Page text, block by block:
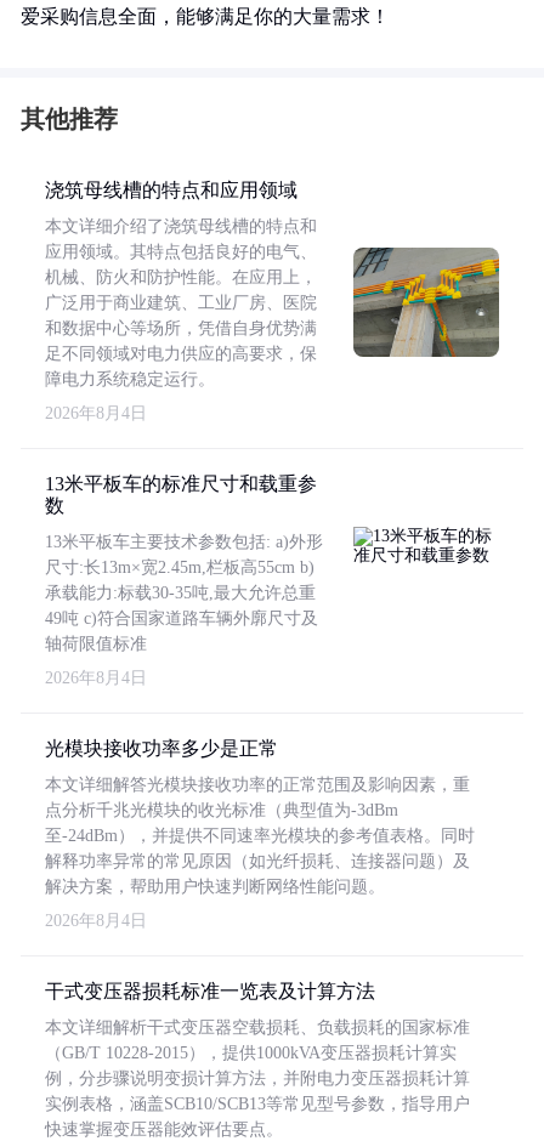
爱采购信息全面，能够满足你的大量需求！
其他推荐
浇筑母线槽的特点和应用领域
本文详细介绍了浇筑母线槽的特点和
应用领域。其特点包括良好的电气、
机械、防火和防护性能。在应用上，
广泛用于商业建筑、工业厂房、医院
和数据中心等场所，凭借自身优势满
足不同领域对电力供应的高要求，保
障电力系统稳定运行。
2026年8月4日
13米平板车的标准尺寸和载重参
数
13米平板车主要技术参数包括: a)外形
尺寸:长13m×宽2.45m,栏板高55cm b)
承载能力:标载30-35吨,最大允许总重
49吨 c)符合国家道路车辆外廓尺寸及
轴荷限值标准
2026年8月4日
光模块接收功率多少是正常
本文详细解答光模块接收功率的正常范围及影响因素，重
点分析千兆光模块的收光标准（典型值为-3dBm
至-24dBm），并提供不同速率光模块的参考值表格。同时
解释功率异常的常见原因（如光纤损耗、连接器问题）及
解决方案，帮助用户快速判断网络性能问题。
2026年8月4日
干式变压器损耗标准一览表及计算方法
本文详细解析干式变压器空载损耗、负载损耗的国家标准
（GB/T 10228-2015），提供1000kVA变压器损耗计算实
例，分步骤说明变损计算方法，并附电力变压器损耗计算
实例表格，涵盖SCB10/SCB13等常见型号参数，指导用户
快速掌握变压器能效评估要点。